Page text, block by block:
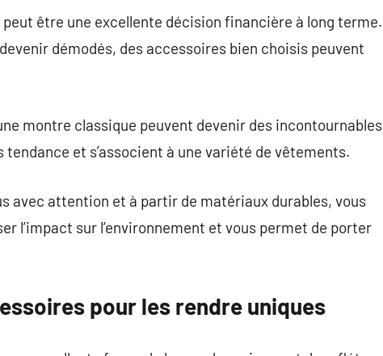
être une excellente décision financière à long terme.
démodés, des accessoires bien choisis peuvent
montre classique peuvent devenir des incontournables
et s’associent à une variété de vêtements.
avec attention et à partir de matériaux durables, vous
l’impact sur l’environnement et vous permet de porter
pour les rendre uniques